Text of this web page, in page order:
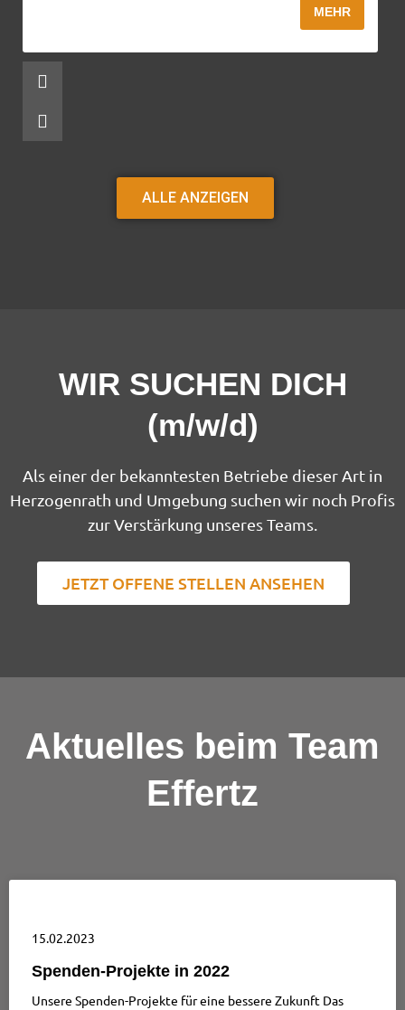
MEHR
ALLE ANZEIGEN
WIR SUCHEN DICH
(m/w/d)
Als einer der bekanntesten Betriebe dieser Art in
Herzogenrath und Umgebung suchen wir noch Profis
zur Verstärkung unseres Teams.
JETZT OFFENE STELLEN ANSEHEN
Aktuelles beim Team
Effertz
15.02.2023
Spenden-Projekte in 2022
Unsere Spenden-Projekte für eine bessere Zukunft Das